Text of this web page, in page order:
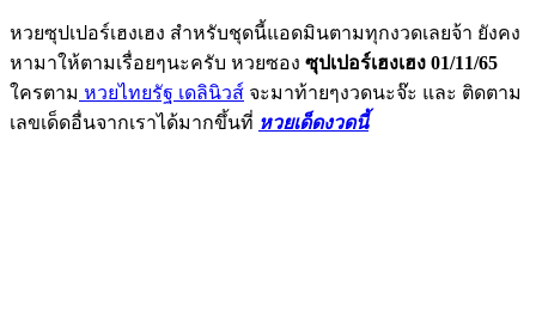
หวยซุปเปอร์เฮงเฮง สำหรับชุดนี้แอดมินตามทุกงวดเลยจ้า ยังคง
หามาให้ตามเรื่อยๆนะครับ หวยซอง ซุปเปอร์เฮงเฮง 01/11/65
ใครตาม หวยไทยรัฐ เดลินิวส์ จะมาท้ายๆงวดนะจ๊ะ และ ติดตาม
เลขเด็ดอื่นจากเราได้มากขึ้นที่ หวยเด็ดงวดนี้